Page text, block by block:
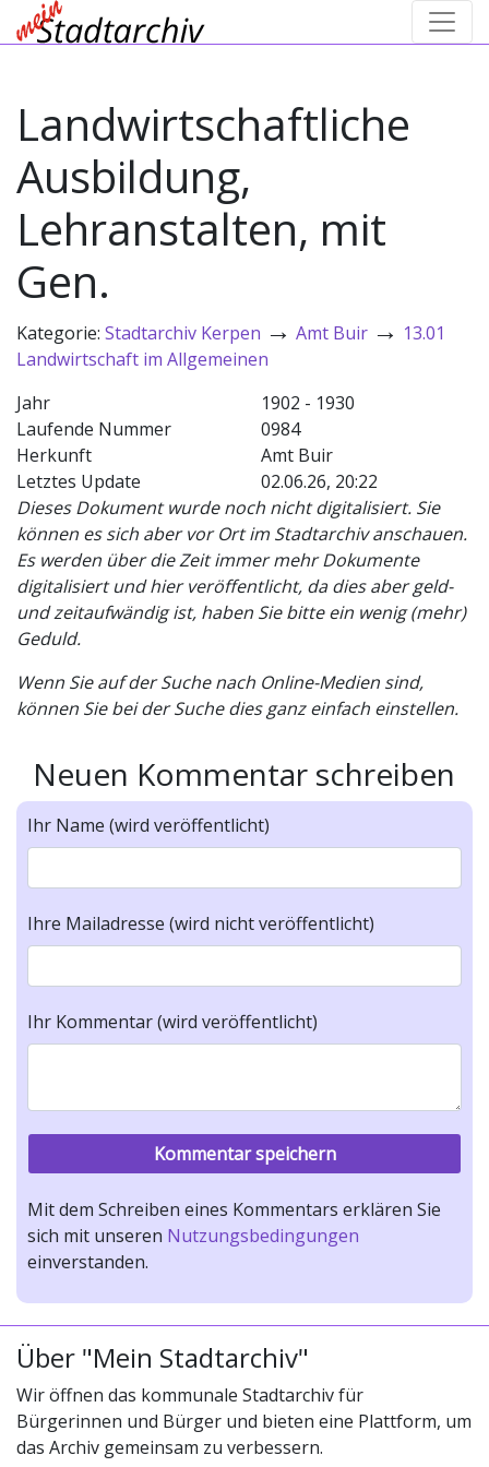
Landwirtschaftliche
Ausbildung,
Lehranstalten, mit
Gen.
Kategorie: Stadtarchiv Kerpen → Amt Buir → 13.01
Landwirtschaft im Allgemeinen
Jahr
1902 - 1930
Laufende Nummer
0984
Herkunft
Amt Buir
Letztes Update
02.06.26, 20:22
Dieses Dokument wurde noch nicht digitalisiert. Sie
können es sich aber vor Ort im Stadtarchiv anschauen.
Es werden über die Zeit immer mehr Dokumente
digitalisiert und hier veröffentlicht, da dies aber geld-
und zeitaufwändig ist, haben Sie bitte ein wenig (mehr)
Geduld.
Wenn Sie auf der Suche nach Online-Medien sind,
können Sie bei der Suche dies ganz einfach einstellen.
Neuen Kommentar schreiben
Ihr Name (wird veröffentlicht)
Ihre Mailadresse (wird nicht veröffentlicht)
Ihr Kommentar (wird veröffentlicht)
Mit dem Schreiben eines Kommentars erklären Sie
sich mit unseren Nutzungsbedingungen
einverstanden.
Über "Mein Stadtarchiv"
Wir öffnen das kommunale Stadtarchiv für
Bürgerinnen und Bürger und bieten eine Plattform, um
das Archiv gemeinsam zu verbessern.